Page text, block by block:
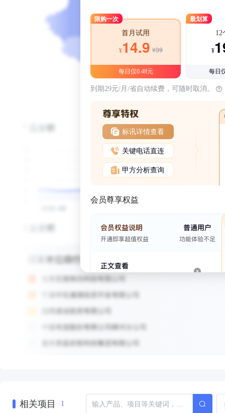
限购一次
首月试用
¥14.9 ¥39
每日仅0.48元
最划算
12
¥
每日
到期29元/月/省自动续费，可随时取消。
标讯详情查看
关键电话直连
甲方分析查询
会员尊享权益
相关项目 1